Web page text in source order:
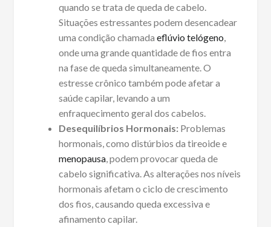
quando se trata de queda de cabelo.
Situações estressantes podem desencadear
uma condição chamada eflúvio telógeno,
onde uma grande quantidade de fios entra
na fase de queda simultaneamente. O
estresse crônico também pode afetar a
saúde capilar, levando a um
enfraquecimento geral dos cabelos.
Desequilíbrios Hormonais:Problemas
hormonais, como distúrbios da tireoide e
menopausa, podem provocar queda de
cabelo significativa. As alterações nos níveis
hormonais afetam o ciclo de crescimento
dos fios, causando queda excessiva e
afinamento capilar.